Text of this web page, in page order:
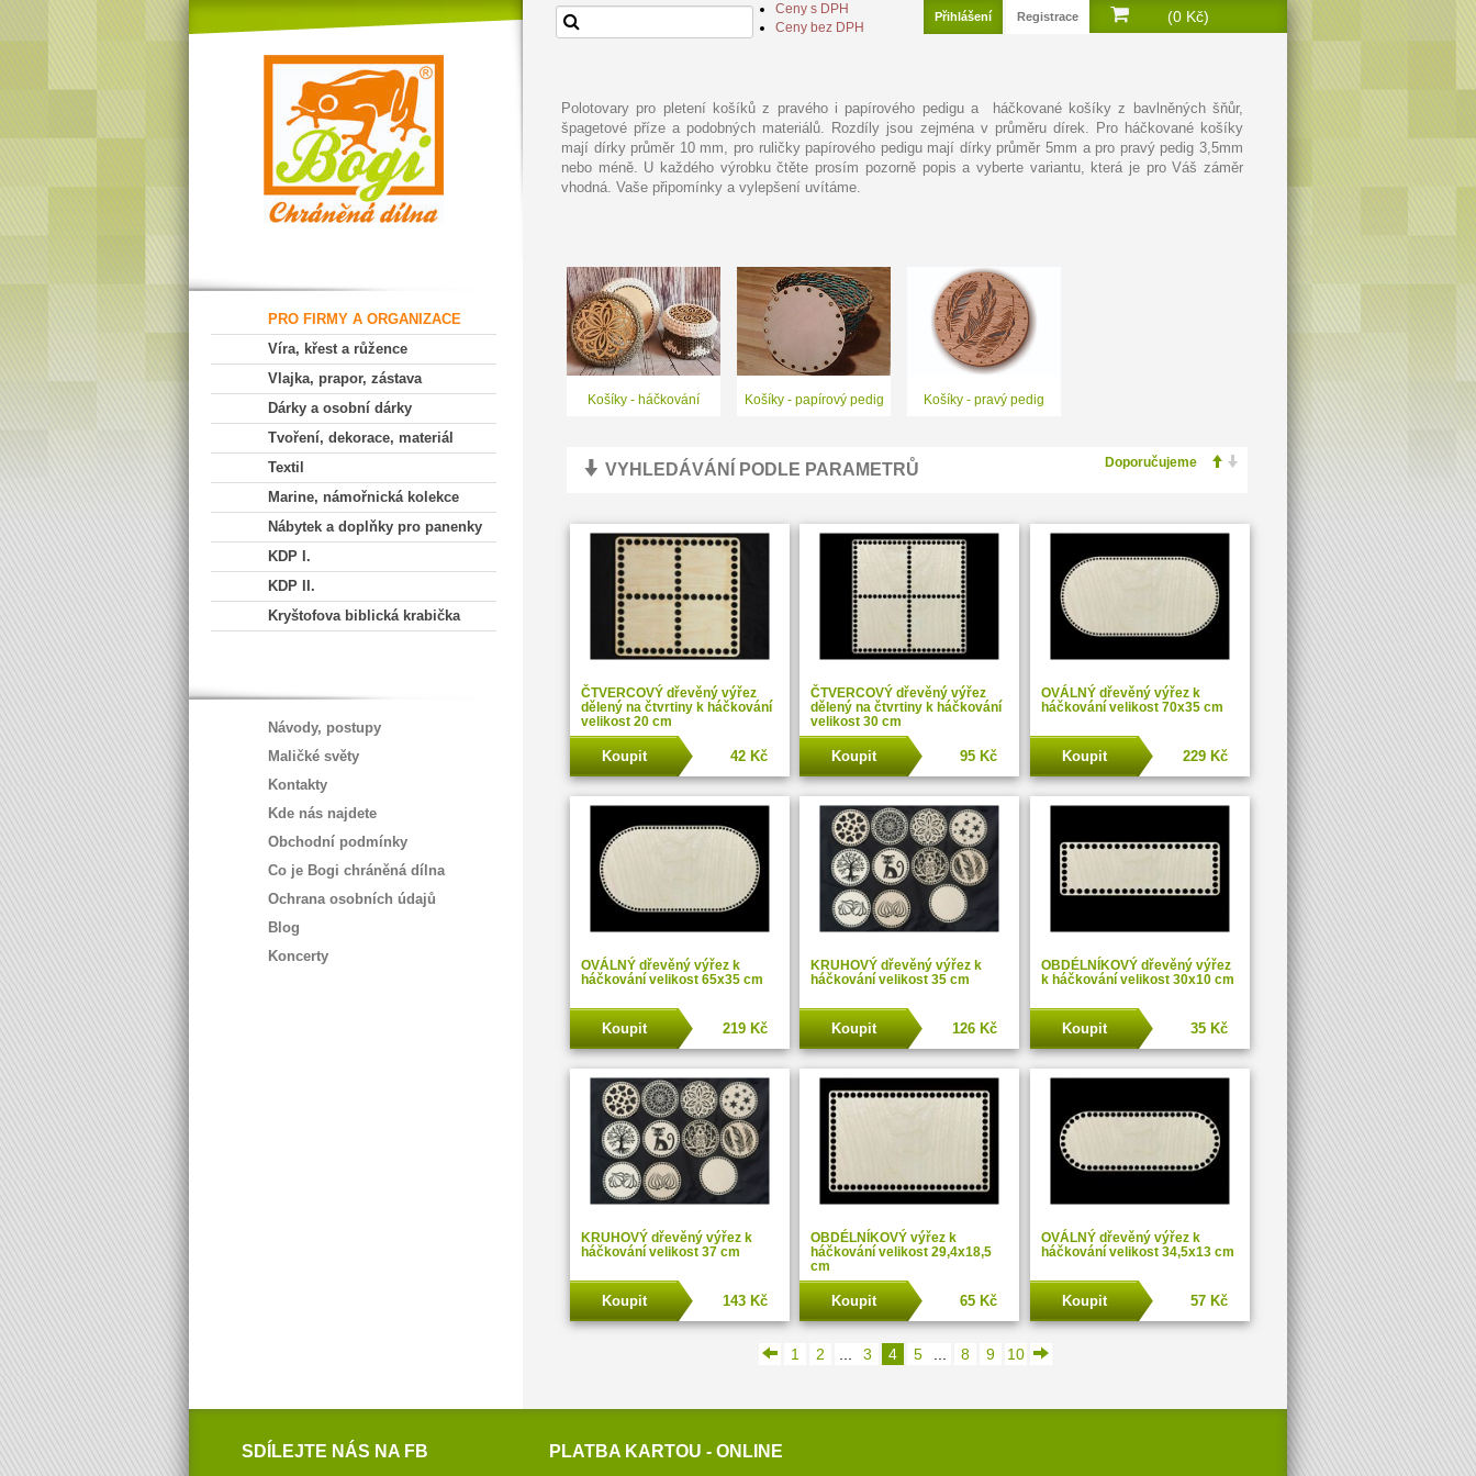
PRO FIRMY A ORGANIZACE
Víra, křest a růžence
Vlajka, prapor, zástava
Dárky a osobní dárky
Tvoření, dekorace, materiál
Textil
Marine, námořnická kolekce
Nábytek a doplňky pro panenky
KDP I.
KDP II.
Kryštofova biblická krabička
Návody, postupy
Maličké světy
Kontakty
Kde nás najdete
Obchodní podmínky
Co je Bogi chráněná dílna
Ochrana osobních údajů
Blog
Koncerty
Přihlášení Registrace
Ceny s DPH
Ceny bez DPH
(0 Kč)
Polotovary pro pletení košíků z pravého i papírového pedigu a háčkované košíky z bavlněných šňůr,
špagetové příze a podobných materiálů. Rozdíly jsou zejména v průměru dírek. Pro háčkované košíky
mají dírky průměr 10 mm, pro ruličky papírového pedigu mají dírky průměr 5mm a pro pravý pedig 3,5mm
nebo méně. U každého výrobku čtěte prosím pozorně popis a vyberte variantu, která je pro Váš záměr
vhodná. Vaše připomínky a vylepšení uvítáme.
Košíky - háčkování Košíky - papírový pedig Košíky - pravý pedig
VYHLEDÁVÁNÍ PODLE PARAMETRŮ
ČTVERCOVÝ dřevěný výřez
dělený na čtvrtiny k háčkování
velikost 20 cm
42 Kč
Koupit
ČTVERCOVÝ dřevěný výřez
dělený na čtvrtiny k háčkování
velikost 30 cm
95 Kč
Koupit
OVÁLNÝ dřevěný výřez k
háčkování velikost 70x35 cm
229 Kč
Koupit
OVÁLNÝ dřevěný výřez k
háčkování velikost 65x35 cm
219 Kč
Koupit
KRUHOVÝ dřevěný výřez k
háčkování velikost 35 cm
126 Kč
Koupit
OBDÉLNÍKOVÝ dřevěný výřez
k háčkování velikost 30x10 cm
35 Kč
Koupit
KRUHOVÝ dřevěný výřez k
háčkování velikost 37 cm
143 Kč
Koupit
OBDÉLNÍKOVÝ výřez k
háčkování velikost 29,4x18,5
cm
65 Kč
Koupit
OVÁLNÝ dřevěný výřez k
háčkování velikost 34,5x13 cm
57 Kč
Koupit
1 2 3 4 5 8 9 10
SDÍLEJTE NÁS NA FB PLATBA KARTOU - ONLINE